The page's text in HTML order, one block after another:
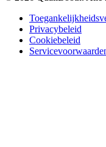
Privacybeleid
Cookiebeleid